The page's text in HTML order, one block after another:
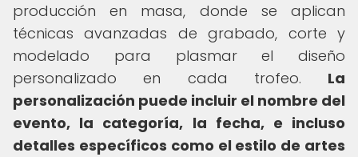
producción en masa, donde se aplican
técnicas avanzadas de grabado, corte y
modelado para plasmar el diseño
personalizado en cada trofeo. La
personalización puede incluir el nombre del
evento, la categoría, la fecha, e incluso
detalles específicos como el estilo de artes